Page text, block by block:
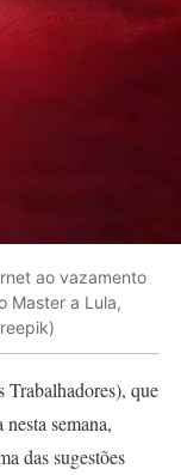
ao vazamento
Master a Lula,
que
semana,
das sugestões